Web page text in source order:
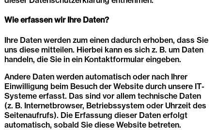
Wie erfassen wir Ihre Daten?
Ihre Daten werden zum einen dadurch erhoben, dass Sie
uns diese mitteilen. Hierbei kann es sich z. B. um Daten
handeln, die Sie in ein Kontaktformular eingeben.
Andere Daten werden automatisch oder nach Ihrer
Einwilligung beim Besuch der Website durch unsere IT-
Systeme erfasst. Das sind vor allem technische Daten
(z. B. Internetbrowser, Betriebssystem oder Uhrzeit des
Seitenaufrufs). Die Erfassung dieser Daten erfolgt
automatisch, sobald Sie diese Website betreten.